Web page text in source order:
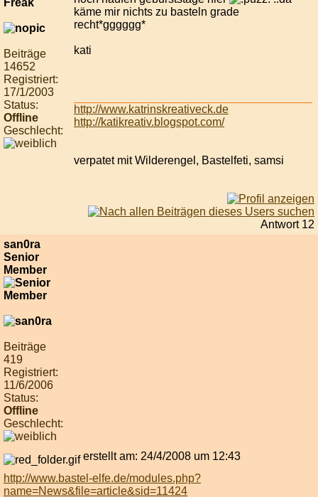
Beiträge
14652
Registriert:
17/1/2003
Status:
Offline
Geschlecht:
käme mir nichts zu basteln grade
recht*gggggg*
kati
http://www.katrinskreativeck.de
http://katikreativ.blogspot.com/
verpatet mit Wilderengel, Bastelfeti, samsi
Antwort 12
san0ra
Senior
Member
Beiträge
419
Registriert:
11/6/2006
Status:
Offline
Geschlecht:
erstellt am: 24/4/2008 um 12:43
http://www.bastel-elfe.de/modules.php?
name=News&file=article&sid=11424